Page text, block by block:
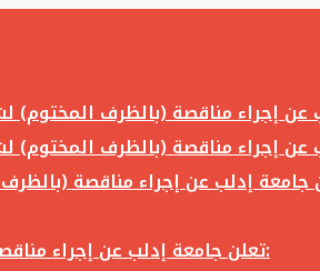
تعلن جامعة إدلب عن إجراء مناقصة (بالظرف المختوم) لشراء وتوريد أثاث مكاتب لزوم مكاتب وقاعات جامعة إدلب وفق الآتي: